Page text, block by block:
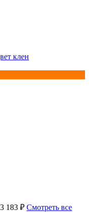
клен
183 ₽ Смотреть все